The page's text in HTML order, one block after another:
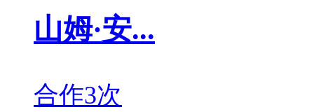
山姆·安...
合作3次